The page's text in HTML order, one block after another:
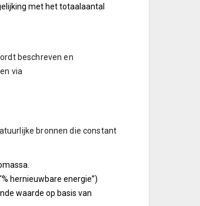
met het totaalaantal
beschreven en
via
bronnen die constant
hernieuwbare energie”)
waarde op basis van